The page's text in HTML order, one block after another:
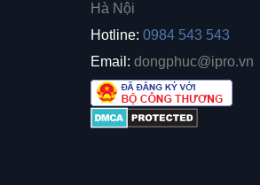
Hà Nội
Hotline: 0984 543 543
Email: dongphuc@ipro.vn